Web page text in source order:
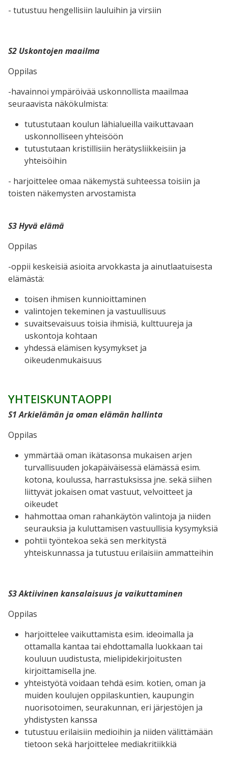
- tutustuu hengellisiin lauluihin ja virsiin
S2 Uskontojen maailma
Oppilas
-havainnoi ympäröivää uskonnollista maailmaa
seuraavista näkökulmista:
tutustutaan koulun lähialueilla vaikuttavaan
uskonnolliseen yhteisöön
tutustutaan kristillisiin herätysliikkeisiin ja
yhteisöihin
- harjoittelee omaa näkemystä suhteessa toisiin ja
toisten näkemysten arvostamista
S3 Hyvä elämä
Oppilas
-oppii keskeisiä asioita arvokkasta ja ainutlaatuisesta
elämästä:
toisen ihmisen kunnioittaminen
valintojen tekeminen ja vastuullisuus
suvaitsevaisuus toisia ihmisiä, kulttuureja ja
uskontoja kohtaan
yhdessä elämisen kysymykset ja
oikeudenmukaisuus
YHTEISKUNTAOPPI
S1 Arkielämän ja oman elämän hallinta
Oppilas
ymmärtää oman ikätasonsa mukaisen arjen
turvallisuuden jokapäiväisessä elämässä esim.
kotona, koulussa, harrastuksissa jne. sekä siihen
liittyvät jokaisen omat vastuut, velvoitteet ja
oikeudet
hahmottaa oman rahankäytön valintoja ja niiden
seurauksia ja kuluttamisen vastuullisia kysymyksiä
pohtii työntekoa sekä sen merkitystä
yhteiskunnassa ja tutustuu erilaisiin ammatteihin
S3 Aktiivinen kansalaisuus ja vaikuttaminen
Oppilas
harjoittelee vaikuttamista esim. ideoimalla ja
ottamalla kantaa tai ehdottamalla luokkaan tai
kouluun uudistusta, mielipidekirjoitusten
kirjoittamisella jne.
yhteistyötä voidaan tehdä esim. kotien, oman ja
muiden koulujen oppilaskuntien, kaupungin
nuorisotoimen, seurakunnan, eri järjestöjen ja
yhdistysten kanssa
tutustuu erilaisiin medioihin ja niiden välittämään
tietoon sekä harjoittelee mediakritiikkiä